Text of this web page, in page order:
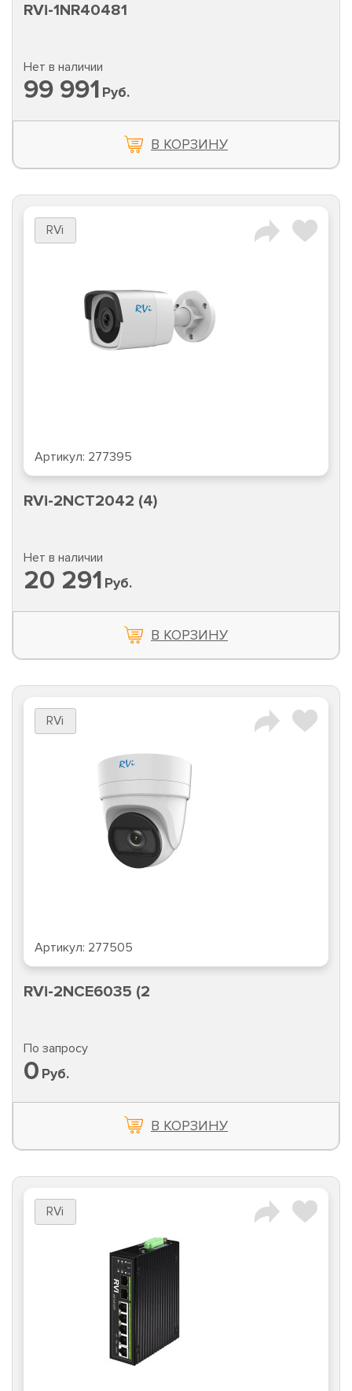
RVi-1NR40481
Нет в наличии
99 991 Руб.
В КОРЗИНУ
RVi
Артикул: 277395
RVi-2NCT2042 (4)
Нет в наличии
20 291 Руб.
В КОРЗИНУ
RVi
Артикул: 277505
RVi-2NCE6035 (2
По запросу
0 Руб.
В КОРЗИНУ
RVi